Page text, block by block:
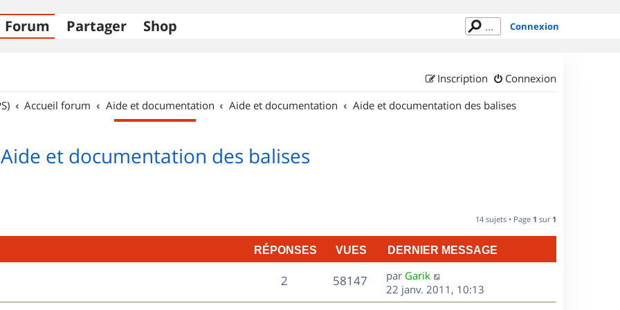
Forum Partager Shop Connexion
Connexion
Inscription
Accueil forum Aide et documentation Aide et documentation Aide et documentation des balises
Aide et documentation des balises
14 sujets • Page 1 sur 1
RÉPONSES VUES DERNIER MESSAGE
2R
é
58147V
u
D
e
r
par Garik
22 janv. 2011, 10:13